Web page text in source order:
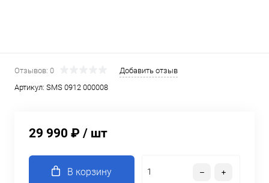
Отзывов: 0
Добавить отзыв
Артикул: SMS 0912 000008
29 990 ₽ / шт
В корзину